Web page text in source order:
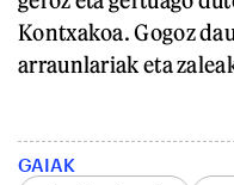
Kontxakoa. Gogoz
arraunlariak eta
GAIAK